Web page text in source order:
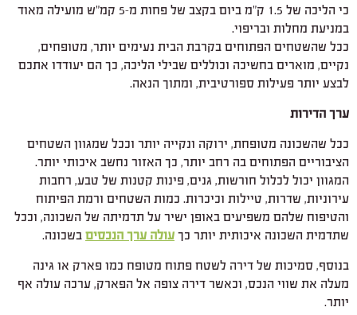
כי הליכה של 1.5 ק"מ ביום בקצב של פחות מ-5 קמ"ש מועילה מאוד
במניעת מחלות ובריפוי.
ככל שהשטחים הפתוחים בקרבת הבית נעימים יותר, מטופחים,
נקיים, מוארים בחשיכה וכוללים שבילי הליכה, כך הם יעודדו אתכם
לבצע יותר פעילות ספורטיבית, ומתוך הנאה.
ערך הדירות
ככל שהשכונה מטופחת, ירוקה ונקייה יותר וככל שמגוון השטחים
הציבוריים הפתוחים בה רחב יותר, כך האזור נחשב איכותי יותר.
המגוון יכול לכלול חורשות, גנים, פינות קטנות של טבע, רחבות
עירוניות, שדרות, טיילות וכיכרות. כמות השטחים ורמת הפיתוח
והטיפוח שלהם משפיעים באופן ישיר על תדמיתה של השכונה, וככל
שתדמית השכונה איכותית יותר כך עולה ערך הנכסים בשכונה.
בנוסף, סמיכות של דירה לשטח פתוח מטופח כמו פארק או גינה
מעלה את שווי הנכס, וכאשר דירה צופה אל הפארק, ערכה עולה אף
יותר.